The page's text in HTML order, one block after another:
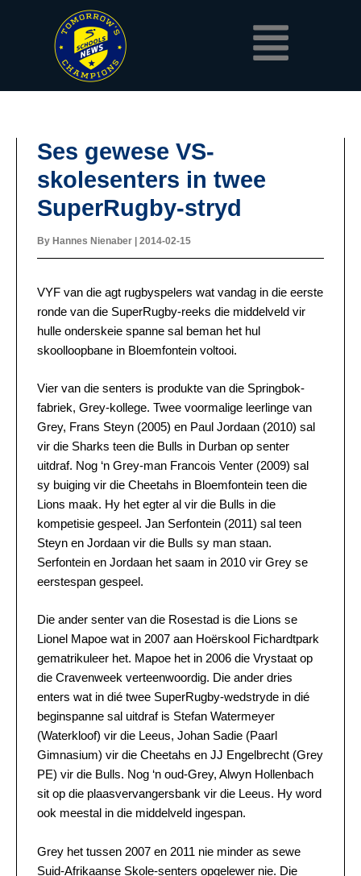
Ses gewese VS-
skolesenters in twee
SuperRugby-stryd
By Hannes Nienaber 2014-02-15
VYF van die agt rugbyspelers wat vandag in die eerste
ronde van die SuperRugby-reeks die middelveld vir
hulle onderskeie spanne sal beman het hul
skoolloopbane in Bloemfontein voltooi.
Vier van die senters is produkte van die Springbok-
fabriek, Grey-kollege. Twee voormalige leerlinge van
Grey, Frans Steyn (2005) en Paul Jordaan (2010) sal
vir die Sharks teen die Bulls in Durban op senter
uitdraf. Nog ‘n Grey-man Francois Venter (2009) sal
sy buiging vir die Cheetahs in Bloemfontein teen die
Lions maak. Hy het egter al vir die Bulls in die
kompetisie gespeel. Jan Serfontein (2011) sal teen
Steyn en Jordaan vir die Bulls sy man staan.
Serfontein en Jordaan het saam in 2010 vir Grey se
eerstespan gespeel.
Die ander senter van die Rosestad is die Lions se
Lionel Mapoe wat in 2007 aan Hoërskool Fichardtpark
gematrikuleer het. Mapoe het in 2006 die Vrystaat op
die Cravenweek verteenwoordig. Die ander dries
enters wat in dié twee SuperRugby-wedstryde in dié
beginspanne sal uitdraf is Stefan Watermeyer
(Waterkloof) vir die Leeus, Johan Sadie (Paarl
Gimnasium) vir die Cheetahs en JJ Engelbrecht (Grey
PE) vir die Bulls. Nog ‘n oud-Grey, Alwyn Hollenbach
sit op die plaasvervangersbank vir die Leeus. Hy word
ook meestal in die middelveld ingespan.
Grey het tussen 2007 en 2011 nie minder as sewe
Suid-Afrikaanse Skole-senters opgelewer nie. Die